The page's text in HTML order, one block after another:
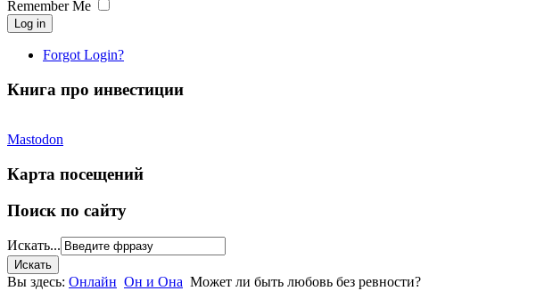
Remember Me
Log in
Forgot Login?
Книга про инвестиции
Mastodon
Карта посещений
Поиск по сайту
Искать...
Вы здесь: Онлайн Он и Она Может ли быть любовь без ревности?